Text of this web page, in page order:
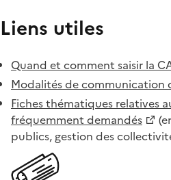
Liens utiles
Quand et comment saisir la
Modalités de communication
Fiches thématiques relatives
fréquemment demandés
publics, gestion des